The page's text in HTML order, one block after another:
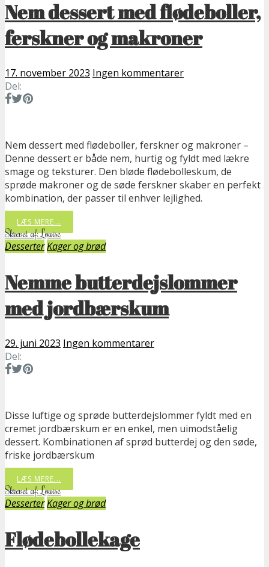
Nem dessert med flødeboller,
ferskner og makroner
17. november 2023 Ingen kommentarer
Del:
Nem dessert med flødeboller, ferskner og makroner –
Denne dessert er både nem, hurtig og fyldt med lækre
smage og teksturer. Den bløde flødebolleskum, de
sprøde makroner og de søde ferskner skaber en perfekt
kombination, der passer til enhver lejlighed.
LÆS MERE...
Skrevet af: Louise
DesserterKager og brød
Nemme butterdejslommer
med jordbærskum
29. juni 2023 Ingen kommentarer
Del:
Disse luftige og sprøde butterdejslommer fyldt med en
cremet jordbærskum er en enkel, men uimodståelig
dessert. Kombinationen af sprød butterdej og den søde,
friske jordbærskum
LÆS MERE...
Skrevet af: Louise
DesserterKager og brød
Flødebollekage